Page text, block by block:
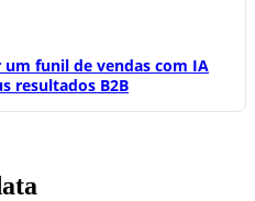
funil de vendas com IA
resultados B2B